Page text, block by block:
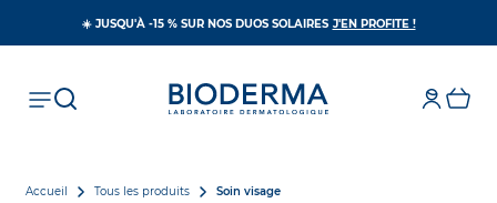
☀️ JUSQU'À -15 % SUR NOS DUOS SOLAIRES J'EN PROFITE !S’OUVRE
Accueil Tous les produits Soin visage